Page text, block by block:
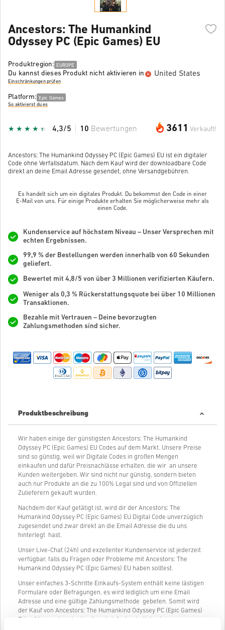
Ancestors: The Humankind
Odyssey PC (Epic Games) EU
Produktregion: EUROPE
Du kannst dieses Produkt nicht aktivieren in United States
Einschränkungen prüfen
Platform: Epic Games
So aktivierst du es
3611 Verkauft!
4,3/5 10 Bewertungen
Ancestors: The Humankind Odyssey PC (Epic Games) EU ist ein digitaler
Code ohne Verfallsdatum. Nach dem Kauf wird der downloadbare Code
direkt an deine Email Adresse gesendet, ohne Versandgebühren.
Es handelt sich um ein digitales Produkt. Du bekommst den Code in einer
E-Mail von uns. Für einige Produkte erhalten Sie möglicherweise mehr als
einen Code.
Kundenservice auf höchstem Niveau – Unser Versprechen mit
echten Ergebnissen.
99,9 % der Bestellungen werden innerhalb von 60 Sekunden
geliefert.
Bewertet mit 4,8/5 von über 3 Millionen verifizierten Käufern.
Weniger als 0,3 % Rückerstattungsquote bei über 10 Millionen
Transaktionen.
Bezahle mit Vertrauen – Deine bevorzugten
Zahlungsmethoden sind sicher.
Produktbeschreibung
Wir haben einige der günstigsten Ancestors: The Humankind
Odyssey PC (Epic Games) EU Codes auf dem Markt. Unsere Preise
sind so günstig, weil wir Digitale Codes in großen Mengen
einkaufen und dafür Preisnachlässe erhalten, die wir an unsere
Kunden weitergeben. Wir sind nicht nur günstig, sondern bieten
auch nur Produkte an die zu 100% Legal sind und von Offiziellen
Zulieferern gekauft wurden.
Nachdem der Kauf getätigt ist, wird dir der Ancestors: The
Humankind Odyssey PC (Epic Games) EU Digital Code unverzüglich
zugesendet und zwar direkt an die Email Adresse die du uns
hinterlegt hast.
Unser Live-Chat (24h) und exzellenter Kundenservice ist jederzeit
verfügbar, falls du Fragen oder Probleme mit Ancestors: The
Humankind Odyssey PC (Epic Games) EU haben solltest.
Unser einfaches 3-Schritte Einkaufs-System enthält keine lästigen
Formulare oder Befragungen, es wird lediglich um eine Email
Adresse und eine gültige Zahlungsmethode gebeten. Somit wird
der Kauf von Ancestors: The Humankind Odyssey PC (Epic Games)
EU auf livecards.net schnell und einfach erledigt sein.